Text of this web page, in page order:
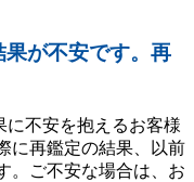
が不安です。再
に不安を抱えるお客様
に再鑑定の結果、以前
。ご不安な場合は、お